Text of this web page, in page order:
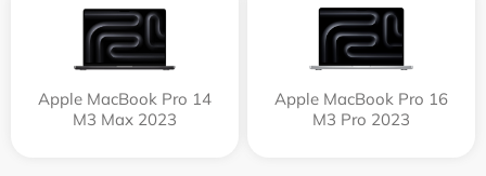
Apple MacBook Pro 14
M3 Max 2023
Apple MacBook Pro 16
M3 Pro 2023